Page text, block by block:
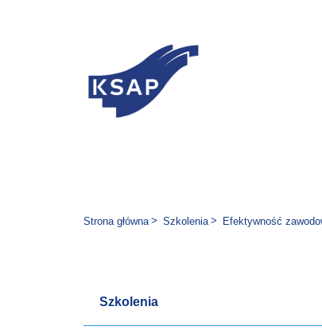
Zmień wersję językową
Jesteś tutaj:
Strona główna Szkolenia Efektywność
Szkolenia